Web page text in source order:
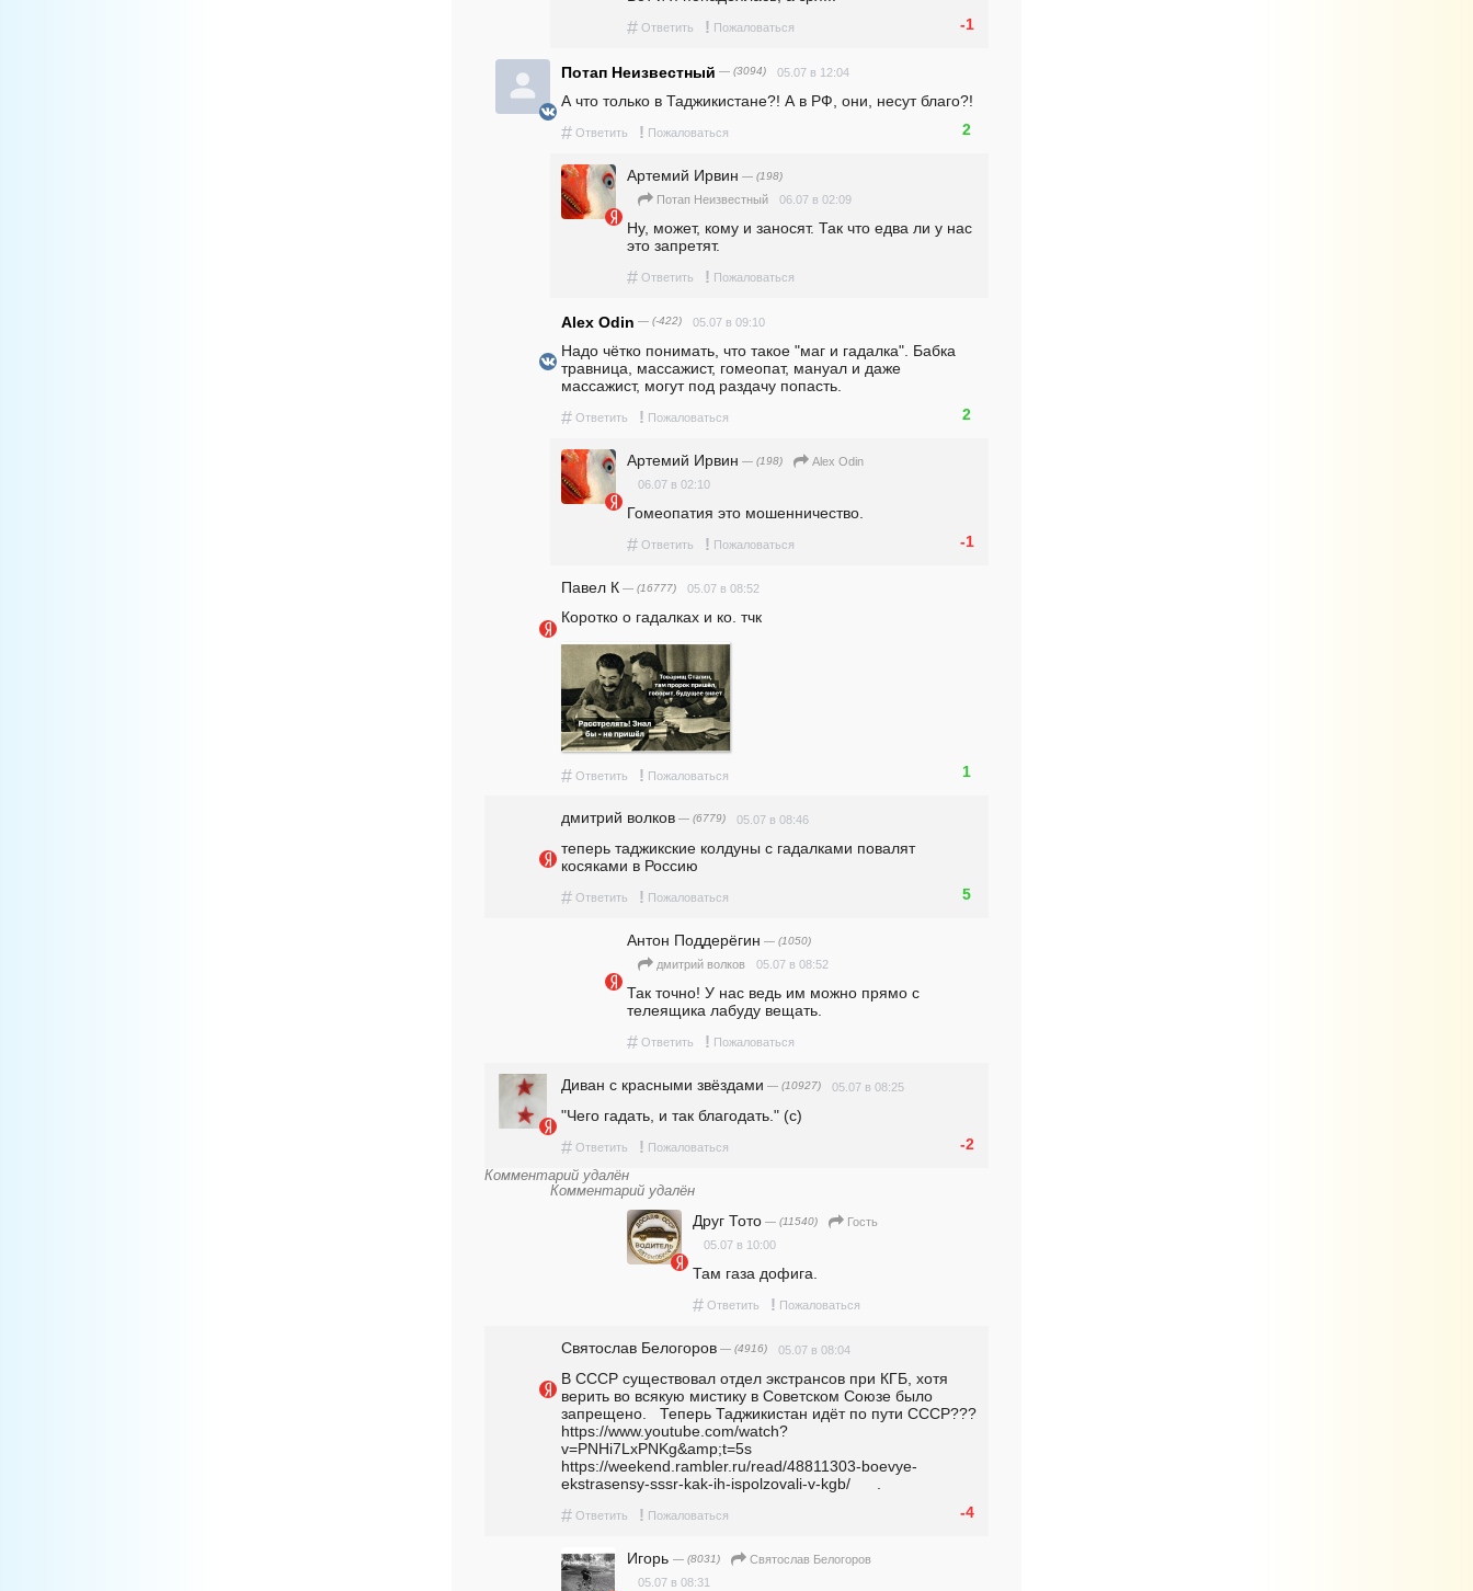
# Ответить ! Пожаловаться -1
Потап Неизвестный — (3094) 05.07 в 12:04
А что только в Таджикистане?! А в РФ, они, несут благо?!
# Ответить ! Пожаловаться 2
Артемий Ирвин — (198)
Потап Неизвестный 06.07 в 02:09
Ну, может, кому и заносят. Так что едва ли у нас
это запретят.
# Ответить ! Пожаловаться
Alex Odin — (-422) 05.07 в 09:10
Надо чётко понимать, что такое "маг и гадалка". Бабка
травница, массажист, гомеопат, мануал и даже
массажист, могут под раздачу попасть.
# Ответить ! Пожаловаться 2
Артемий Ирвин — (198)
Alex Odin
06.07 в 02:10
Гомеопатия это мошенничество.
# Ответить ! Пожаловаться -1
Павел К — (16777) 05.07 в 08:52
Коротко о гадалках и ко. тчк
# Ответить ! Пожаловаться 1
дмитрий волков — (6779) 05.07 в 08:46
теперь таджикские колдуны с гадалками повалят
косяками в Россию
# Ответить ! Пожаловаться 5
Антон Поддерёгин — (1050)
дмитрий волков 05.07 в 08:52
Так точно! У нас ведь им можно прямо с
телеящика лабуду вещать.
# Ответить ! Пожаловаться
Диван с красными звёздами — (10927) 05.07 в 08:25
"Чего гадать, и так благодать." (с)
# Ответить ! Пожаловаться -2
Комментарий удалён
Комментарий удалён
Друг Тото — (11540)
Гость
05.07 в 10:00
Там газа дофига.
# Ответить ! Пожаловаться
Святослав Белогоров — (4916) 05.07 в 08:04
В СССР существовал отдел экстрансов при КГБ, хотя
верить во всякую мистику в Советском Союзе было
запрещено.   Теперь Таджикистан идёт по пути СССР???
https://www.youtube.com/watch?
v=PNHi7LxPNKg&amp;t=5s
https://weekend.rambler.ru/read/48811303-boevye-
ekstrasensy-sssr-kak-ih-ispolzovali-v-kgb/      .
# Ответить ! Пожаловаться -4
Игорь — (8031)
Святослав Белогоров
05.07 в 08:31